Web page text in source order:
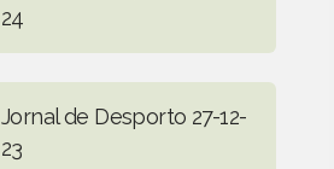
24
Jornal de Desporto 27-12-
23